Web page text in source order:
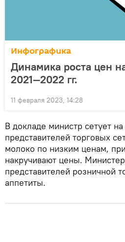
Инфографика
Динамика роста цен
2021—2022 гг.
11 февраля 2023, 14:28
В докладе министр сетует
представителей торговых
молоко по низким ценам,
накручивают цены.
представителей розничной
аппетиты.